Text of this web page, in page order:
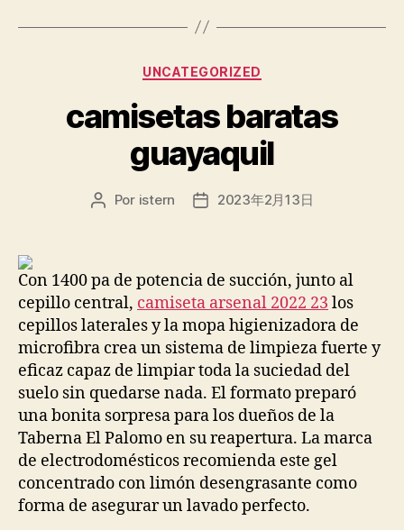
Categorías
UNCATEGORIZED
camisetas baratas
guayaquil
Autor
Por istern
Fecha2023年2月13日
Con 1400 pa de potencia de succión, junto al
cepillo central, camiseta arsenal 2022 23 los
cepillos laterales y la mopa higienizadora de
microfibra crea un sistema de limpieza fuerte y
eficaz capaz de limpiar toda la suciedad del
suelo sin quedarse nada. El formato preparó
una bonita sorpresa para los dueños de la
Taberna El Palomo en su reapertura. La marca
de electrodomésticos recomienda este gel
concentrado con limón desengrasante como
forma de asegurar un lavado perfecto.